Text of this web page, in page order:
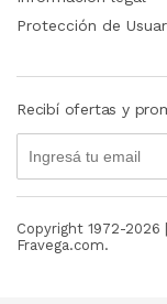
Protección de
Recibí ofertas y
Copyright 1972-2026
Fravega.com.